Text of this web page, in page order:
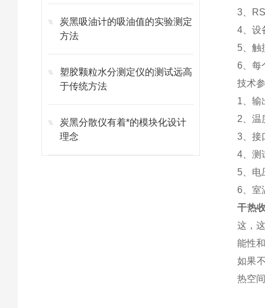
炭黑吸油计的吸油值的实验测定
方法
塑胶颗粒水分测定仪的测试远高
于传统方法
炭黑分散仪有着*的模块化设计
理念
3、
4、设
5、触
6、每
技术
1、输
2、温
3、接
4、测
5、电
6、室
干热
这，
能性
如果
热空